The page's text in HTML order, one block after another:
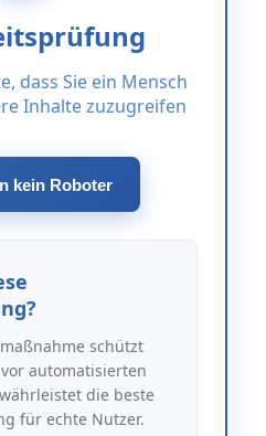
dass Sie ein Mensch
Inhalte zuzugreifen
kein Roboter
schützt
automatisierten
die beste
für echte Nutzer.